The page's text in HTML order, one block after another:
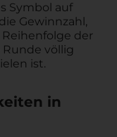
Symbol auf
Gewinnzahl,
der
Runde völlig
ist.
in